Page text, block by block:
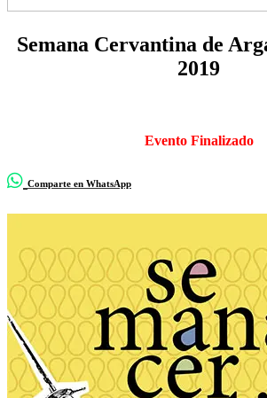
Semana Cervantina de
2019
Evento Finalizado
Comparte en WhatsApp